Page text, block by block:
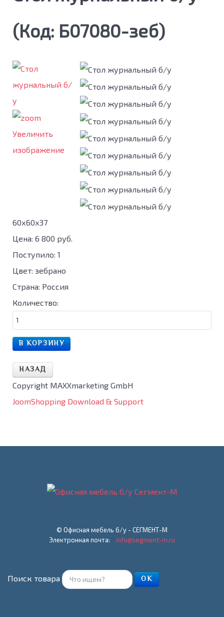
(Код: Б07080-зеб)
Увеличить
изображение
60х60х37
Цена: 6 800 руб.
Поступило: 1
Цвет: зебрано
Страна: Россия
Количество:
Copyright MAXXmarketing GmbH
JoomShopping Download & Support
© Офисная мебель б/у - СЕГМЕНТ-М
Электронная почта: info@segment-m.ru
Поиск товара ОК